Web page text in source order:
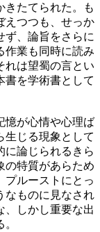
きたてられた。も
えつつも、せっか
ず、論旨をさらに
作業も同時に読み
れは望蜀の言とい
書を学術書として
憶が心情や心理ば
生じる現象として
に論じられるきら
の特質があらため
プルーストにとっ
なものに見なされ
、しかし重要な出